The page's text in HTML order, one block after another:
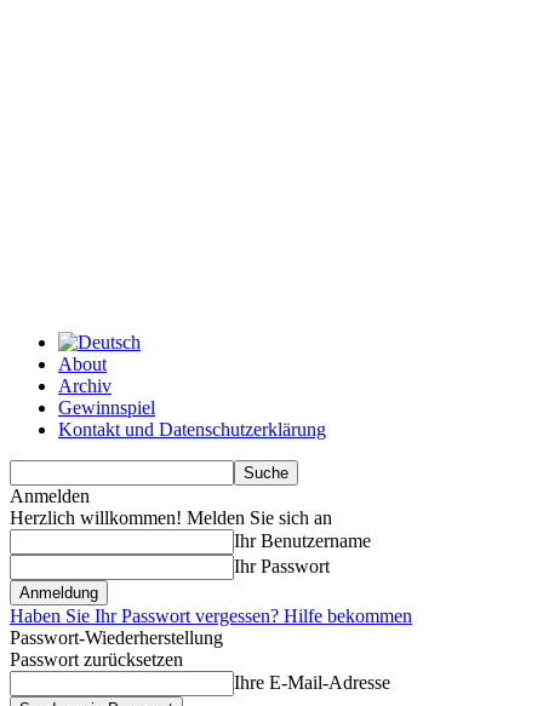
About
Archiv
Gewinnspiel
Kontakt und Datenschutzerklärung
Anmelden
Herzlich willkommen! Melden Sie sich an
Ihr Benutzername
Ihr Passwort
Haben Sie Ihr Passwort vergessen? Hilfe bekommen
Passwort-Wiederherstellung
Passwort zurücksetzen
Ihre E-Mail-Adresse